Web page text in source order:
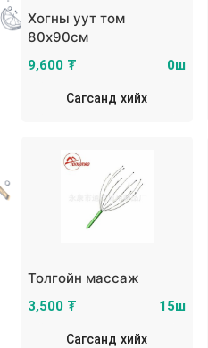
Хогны уут том
80х90см
9,600 ₮ 0ш
Сагсанд хийх
Толгойн массаж
3,500 ₮ 15ш
Сагсанд хийх